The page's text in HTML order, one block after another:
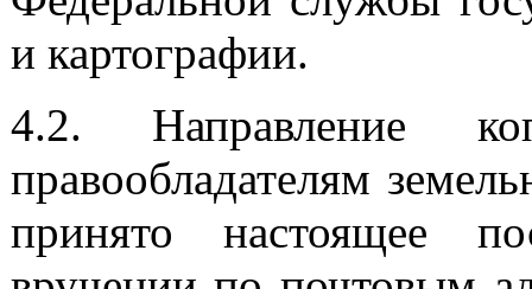
и картографии.
4.2. Направление
правообладателям
принято настоящее